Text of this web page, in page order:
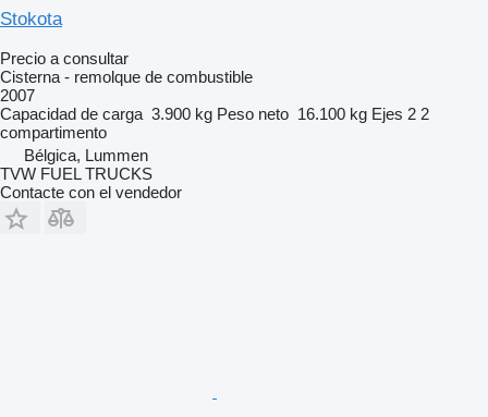
Stokota
Precio a consultar
Cisterna - remolque de combustible
2007
Capacidad de carga 3.900 kg Peso neto 16.100 kg Ejes 2 2
compartimento
Bélgica, Lummen
TVW FUEL TRUCKS
Contacte con el vendedor